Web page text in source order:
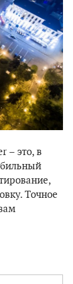
– это, в
Точное